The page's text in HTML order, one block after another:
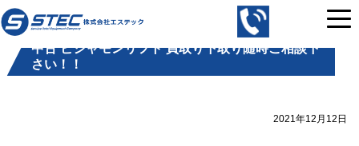
コ
ン
ン
株
式
社
中古 ビシャモンリフト 買取り下取り随時ご相談下
さい！！
2021年12月12日